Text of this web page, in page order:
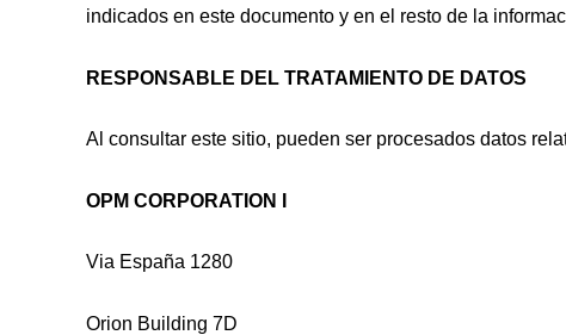
indicados en este documento y en el resto de la
RESPONSABLE DEL TRATAMIENTO DE DATOS
Al consultar este sitio, pueden ser procesados datos
OPM CORPORATION I
Via España 1280
Orion Building 7D